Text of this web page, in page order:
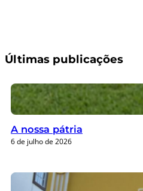
Últimas publicações
A nossa pátria
6 de julho de 2026